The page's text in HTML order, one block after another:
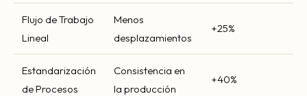
Flujo de Trabajo
Lineal
Menos
desplazamientos
+25%
Estandarización
de Procesos
Consistencia en
la producción
+40%